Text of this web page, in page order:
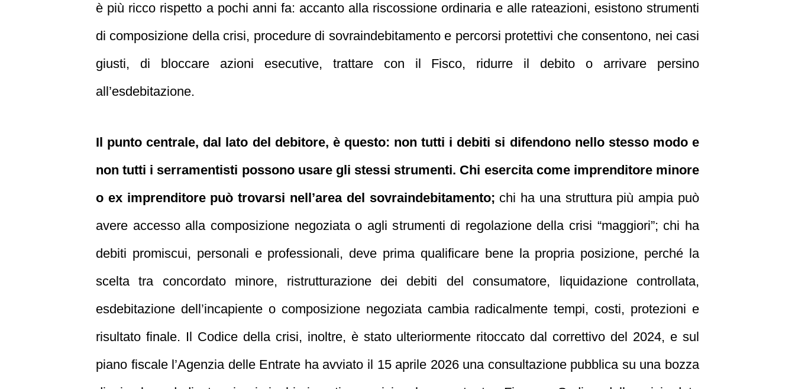
è più ricco rispetto a pochi anni fa: accanto alla riscossione ordinaria e alle rateazioni, esistono strumenti
di composizione della crisi, procedure di sovraindebitamento e percorsi protettivi che consentono, nei casi
giusti, di bloccare azioni esecutive, trattare con il Fisco, ridurre il debito o arrivare persino
all’esdebitazione.
Il punto centrale, dal lato del debitore, è questo: non tutti i debiti si difendono nello stesso modo e
non tutti i serramentisti possono usare gli stessi strumenti. Chi esercita come imprenditore minore
o ex imprenditore può trovarsi nell’area del sovraindebitamento; chi ha una struttura più ampia può
avere accesso alla composizione negoziata o agli strumenti di regolazione della crisi “maggiori”; chi ha
debiti promiscui, personali e professionali, deve prima qualificare bene la propria posizione, perché la
scelta tra concordato minore, ristrutturazione dei debiti del consumatore, liquidazione controllata,
esdebitazione dell’incapiente o composizione negoziata cambia radicalmente tempi, costi, protezioni e
risultato finale. Il Codice della crisi, inoltre, è stato ulteriormente ritoccato dal correttivo del 2024, e sul
piano fiscale l’Agenzia delle Entrate ha avviato il 15 aprile 2026 una consultazione pubblica su una bozza